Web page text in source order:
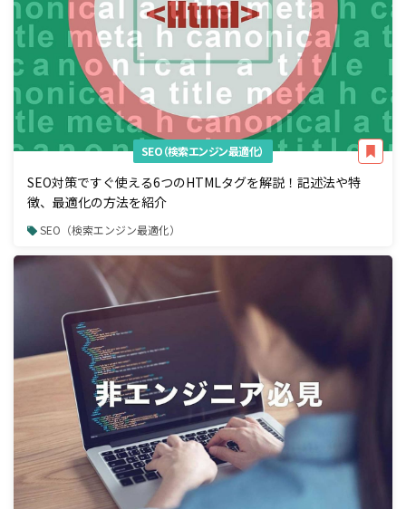
SEO（検索エンジン最適化）
SEO対策ですぐ使える6つのHTMLタグを解説！記述法や特
徴、最適化の方法を紹介
SEO（検索エンジン最適化）